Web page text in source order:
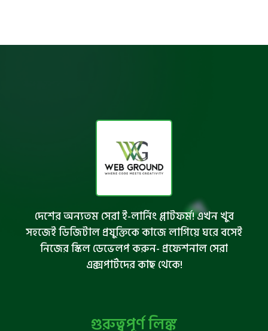
দেশের অন্যতম সেরা ই-লার্নিং প্লাটফর্ম! এখন খুব
সহজেই ডিজিটাল প্রযুক্তিকে কাজে লাগিয়ে ঘরে বসেই
নিজের স্কিল ডেভেলপ করুন- প্রফেশনাল সেরা
এক্সপার্টদের কাছ থেকে!
গুরুত্বপূর্ণ লিঙ্ক